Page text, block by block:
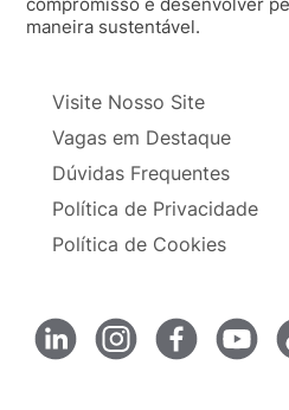
maneira sustentável.
Visite Nosso Site
Vagas em Destaque
Dúvidas Frequentes
Política de Privacidade
Política de Cookies